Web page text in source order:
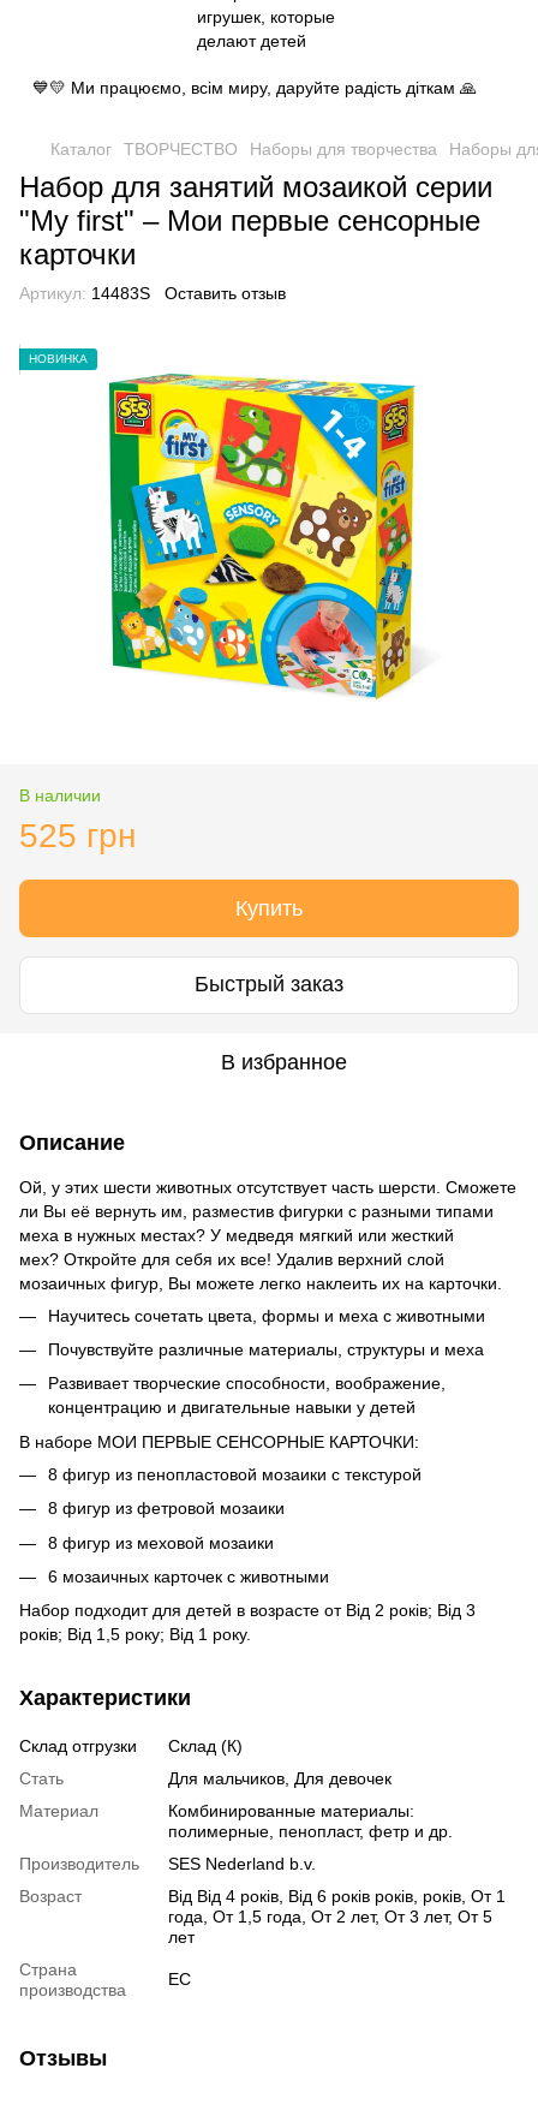
💙💛 Ми працюємо, всім миру, даруйте радість діткам 🙏
Каталог ТВОРЧЕСТВО Наборы для творчества Наборы
Набор для занятий мозаикой серии
"My first" – Мои первые сенсорные
карточки
Артикул: 14483S Оставить отзыв
НОВИНКА
В наличии
525 грн
Купить
Быстрый заказ
В избранное
Описание
Ой, у этих шести животных отсутствует часть шерсти. Сможете
ли Вы её вернуть им, разместив фигурки с разными типами
меха в нужных местах? У медведя мягкий или жесткий
мех? Откройте для себя их все! Удалив верхний слой
мозаичных фигур, Вы можете легко наклеить их на карточки.
Научитесь сочетать цвета, формы и меха с животными
Почувствуйте различные материалы, структуры и меха
Развивает творческие способности, воображение,
концентрацию и двигательные навыки у детей
В наборе МОИ ПЕРВЫЕ СЕНСОРНЫЕ КАРТОЧКИ:
8 фигур из пенопластовой мозаики с текстурой
8 фигур из фетровой мозаики
8 фигур из меховой мозаики
6 мозаичных карточек с животными
Набор подходит для детей в возрасте от Від 2 років; Від 3
років; Від 1,5 року; Від 1 року.
Характеристики
Склад отгрузки
Склад (К)
Стать
Для мальчиков, Для девочек
Материал
Комбинированные материалы:
полимерные, пенопласт, фетр и др.
Производитель
SES Nederland b.v.
Возраст
Від Від 4 років, Від 6 років років, років, От 1
года, От 1,5 года, От 2 лет, От 3 лет, От 5
лет
Страна
производства
ЕС
Отзывы